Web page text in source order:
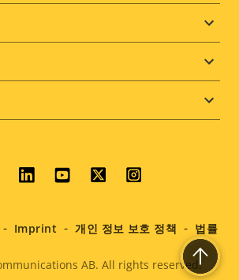
AB. All rights reserved.
Imprint 개인 정보 보호 정책 법률